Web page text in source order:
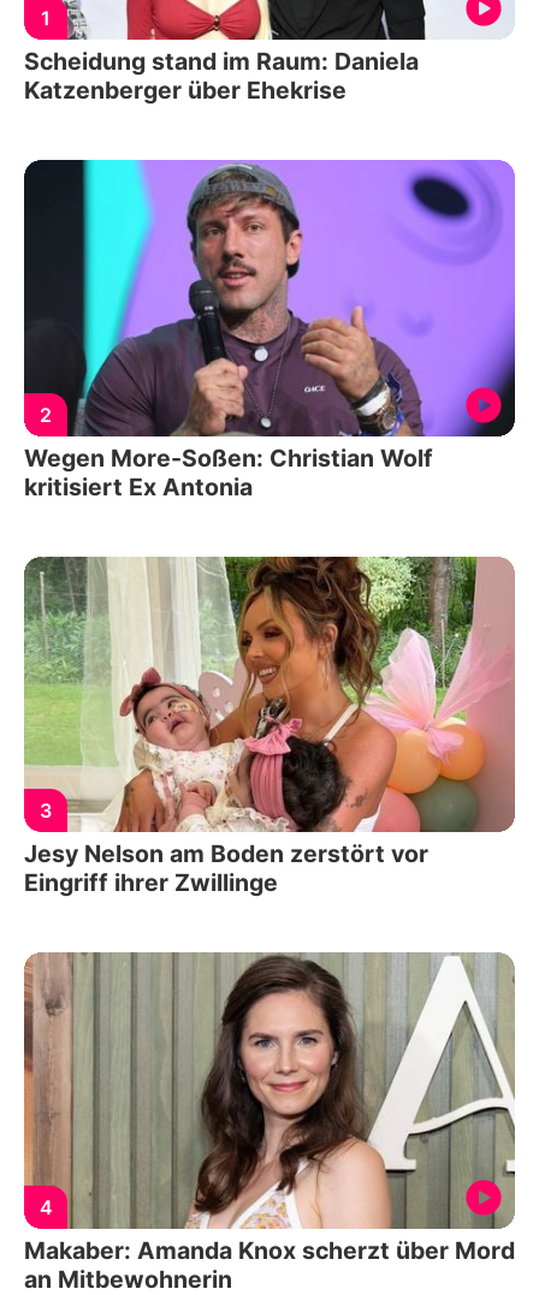
1
Scheidung stand im Raum: Daniela
Katzenberger über Ehekrise
2
Wegen More-Soßen: Christian Wolf
kritisiert Ex Antonia
3
Jesy Nelson am Boden zerstört vor
Eingriff ihrer Zwillinge
4
Makaber: Amanda Knox scherzt über Mord
an Mitbewohnerin